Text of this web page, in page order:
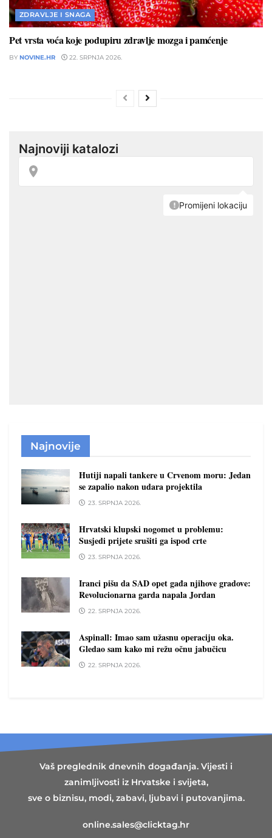
ZDRAVLJE I SNAGA
Pet vrsta voća koje podupiru zdravlje mozga i pamćenje
BY NOVINE.HR 22. SRPNJA 2026.
Najnovije
Hutiji napali tankere u Crvenom moru: Jedan
se zapalio nakon udara projektila
23. SRPNJA 2026.
Hrvatski klupski nogomet u problemu:
Susjedi prijete srušiti ga ispod crte
23. SRPNJA 2026.
Iranci pišu da SAD opet gađa njihove gradove:
Revolucionarna garda napala Jordan
22. SRPNJA 2026.
Aspinall: Imao sam užasnu operaciju oka.
Gledao sam kako mi režu očnu jabučicu
22. SRPNJA 2026.
Vaš preglednik dnevnih događanja. Vijesti i
zanimljivosti iz Hrvatske i svijeta,
sve o biznisu, modi, zabavi, ljubavi i putovanjima.
online.sales@clicktag.hr